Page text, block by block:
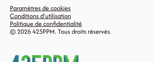
© 2026 425PPM. Tous droits réservés.
Politique de confidentialité
Conditions d'utilisation
Paramètres de cookies